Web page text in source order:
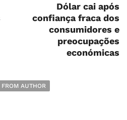
Dólar cai após
confiança fraca dos
consumidores e
preocupações
económicas
FROM AUTHOR